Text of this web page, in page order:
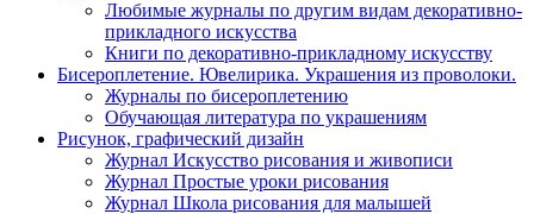
Любимые журналы по другим видам декоративно-
прикладного искусства
Книги по декоративно-прикладному искусству
Бисероплетение. Ювелирика. Украшения из проволоки.
Журналы по бисероплетению
Обучающая литература по украшениям
Рисунок, графический дизайн
Журнал Искусство рисования и живописи
Журнал Простые уроки рисования
Журнал Школа рисования для малышей